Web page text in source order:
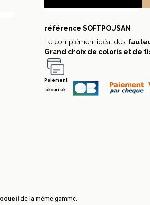
référence SOFTPOUSAN
Le complément idéal des
Grand choix de coloris et de
Paiement
sécurisé
de la même gamme.